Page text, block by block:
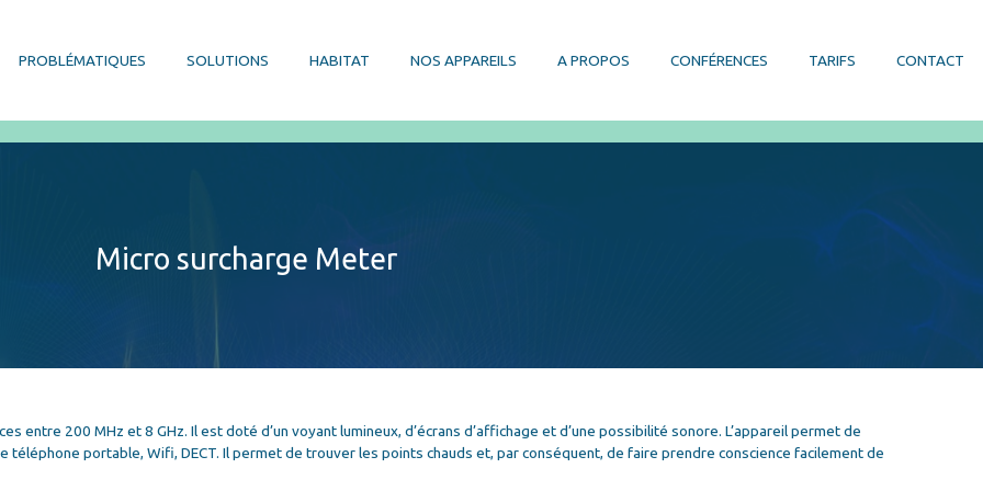
PROBLÉMATIQUES SOLUTIONS HABITAT NOS APPAREILS A PROPOS CONFÉRENCES TARIFS CONTACT
Micro surcharge Meter
entre 200 MHz et 8 GHz. Il est doté d’un voyant lumineux, d’écrans d’affichage et d’une possibilité sonore. L’appareil permet de
portable, Wifi, DECT. Il permet de trouver les points chauds et, par conséquent, de faire prendre conscience facilement de